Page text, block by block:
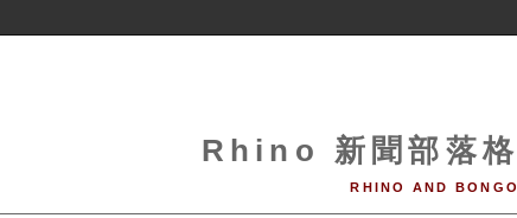
Rhino 新聞部落格
RHINO AND BONGO